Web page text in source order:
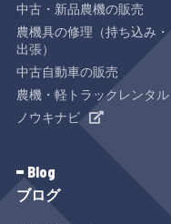
中古・新品農機の販売
農機具の修理（持ち込み・
出張）
中古自動車の販売
農機・軽トラックレンタル
ノウキナビ
ブログ
Blog